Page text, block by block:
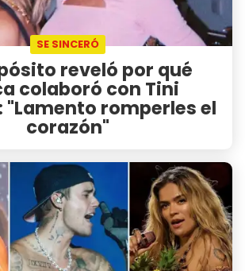
SE SINCERÓ
reveló por qué
colaboró con Tini
"Lamento romperles el
corazón"